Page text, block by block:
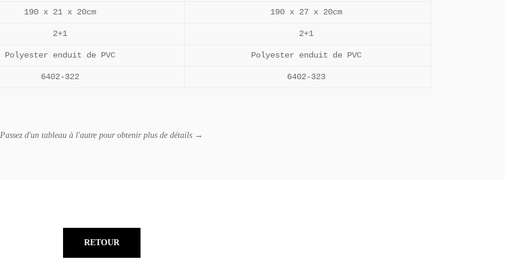
190 x 21 x 20cm 190 x 27 x 20cm
2+1 2+1
Polyester enduit de PVC Polyester enduit de PVC
6402-322 6402-323
Passez d'un tableau à l'autre pour obtenir plus de détails →
RETOUR